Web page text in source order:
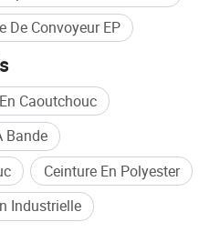
type à enroulement sur chant,
de matériaux sur une
En raison du module initial élevé de
faible coefficient de sécurité rétif.
De Convoyeur EP
Caoutchouc
Bande
Ceinture En Polyester
Industrielle